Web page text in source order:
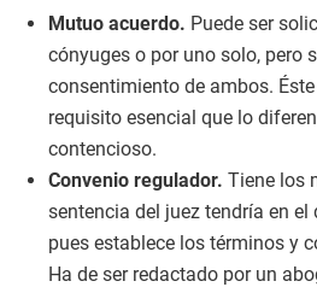
Mutuo acuerdo. Puede ser
cónyuges o por uno solo, pero
consentimiento de ambos.
requisito esencial que lo
contencioso.
Convenio regulador. Tiene los
sentencia del juez tendría en
pues establece los términos y
Ha de ser redactado por un